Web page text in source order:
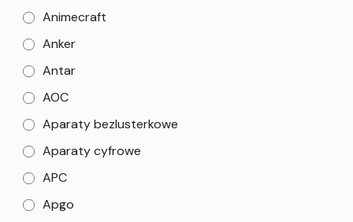
Animecraft
Anker
Antar
AOC
Aparaty bezlusterkowe
Aparaty cyfrowe
APC
Apgo